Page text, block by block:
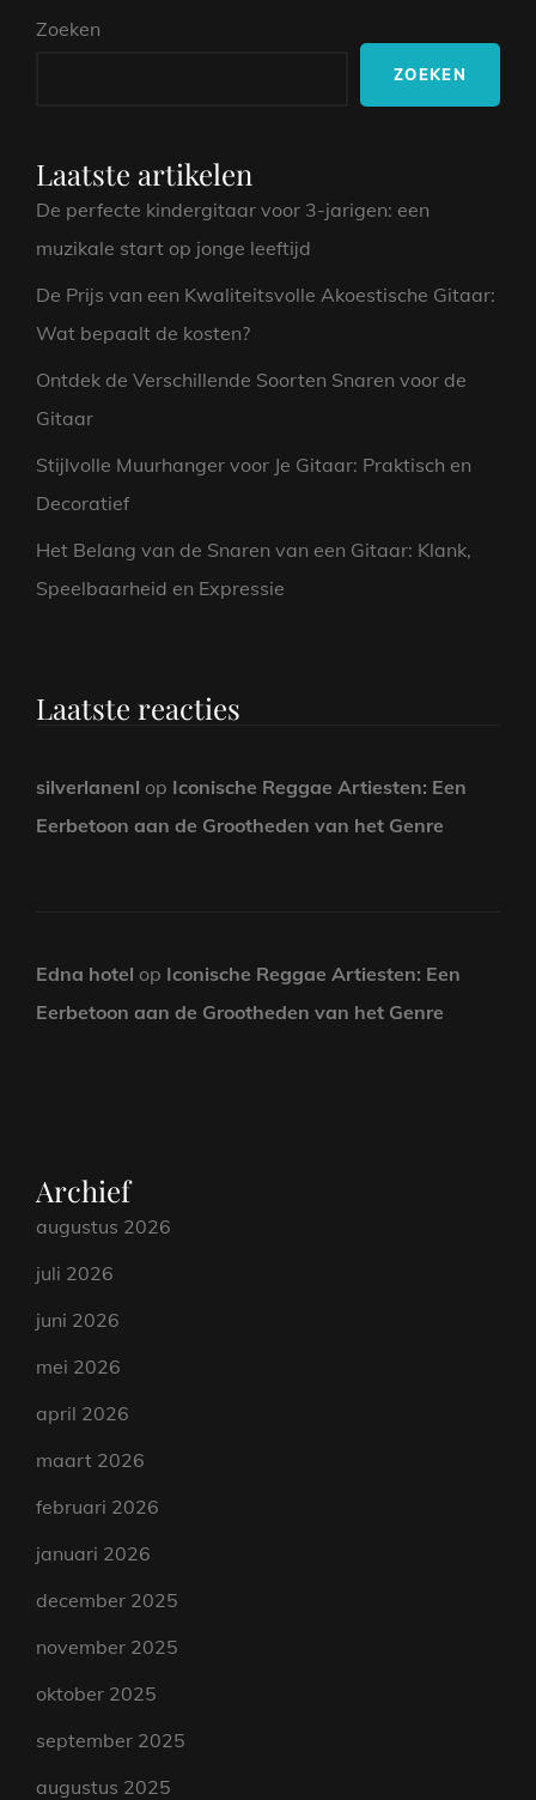
Zoeken
ZOEKEN
Laatste artikelen
De perfecte kindergitaar voor 3-jarigen: een
muzikale start op jonge leeftijd
De Prijs van een Kwaliteitsvolle Akoestische Gitaar:
Wat bepaalt de kosten?
Ontdek de Verschillende Soorten Snaren voor de
Gitaar
Stijlvolle Muurhanger voor Je Gitaar: Praktisch en
Decoratief
Het Belang van de Snaren van een Gitaar: Klank,
Speelbaarheid en Expressie
Laatste reacties
silverlanenl op Iconische Reggae Artiesten: Een
Eerbetoon aan de Grootheden van het Genre
Edna hotel op Iconische Reggae Artiesten: Een
Eerbetoon aan de Grootheden van het Genre
Archief
augustus 2026
juli 2026
juni 2026
mei 2026
april 2026
maart 2026
februari 2026
januari 2026
december 2025
november 2025
oktober 2025
september 2025
augustus 2025